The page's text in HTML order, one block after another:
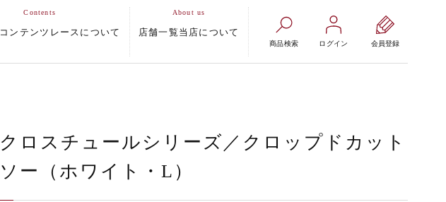
コンテンツ レースについて 店舗一覧 当店について
商品検索 ログイン 会員登録
クロスチュールシリーズ／クロップドカット
ソー（ホワイト・L）